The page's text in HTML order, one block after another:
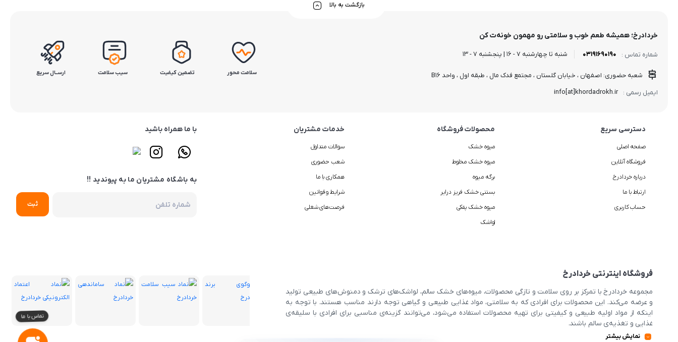
بازگشت به بالا
خردادرخ؛ همیشه طعم خوب و سلامتی رو مهمون خونه‌ت کن
شماره تماس : 03191690190 شنبه تا چهارشنبه 7 - 16 | پنجشنبه 7 - 13
شعبه حضوری: اصفهان ، خیابان گلستان ، مجتمع فدک مال ، طبقه اول ، واحد B16
ایمیل رسمی :
info[at]khordadrokh.ir
سلامت محور تضمین کیفیت سیب سلامت ارســال سریع
دسترسی سریع
صفحه اصلی
فروشگاه آنلاین
درباره خردادرخ
ارتباط با ما
حساب کاربری
محصولات فروشگاه
میوه خشک
میوه خشک مخلوط
برگه میوه
بستنی خشک فریز درایر
میوه خشک پفکی
لواشک
خدمات مشتریان
سوالات متداول
شعب حضوری
همکاری با ما
شرایط و قوانین
فرصت‌های شغلی
با ما همراه باشید
به باشگاه مشتریان ما به پیوندید !!
فروشگاه اینترنتی خردادرخ
مجموعه خردادرخ با تمرکز بر روی سلامت و تازگی محصولات، میوه‌های خشک سالم، لواشک‌های ترشک و دمنوش‌های طبیعی تولید
و عرضه می‌کند. این محصولات برای افرادی که به سلامتی، مواد غذایی طبیعی و گیاهی توجه دارند مناسب هستند. با توجه به
اینکه از مواد اولیه طبیعی و کیفیتی برای تهیه محصولات استفاده می‌شود، می‌توانند گزینه‌ی مناسبی برای افرادی با سلیقه‌ی
غذایی و تغذیه‌ی سالم باشند.
نمایش بیشتر